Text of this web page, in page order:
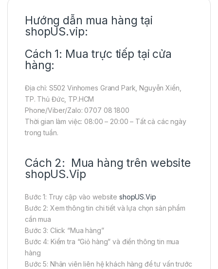
Hướng dẫn mua hàng tại
shopUS.vip:
Cách 1: Mua trực tiếp tại cửa
hàng:
Địa chỉ: S502 Vinhomes Grand Park, Nguyễn Xiển,
TP. Thủ Đức, TP.HCM
Phone/Viber/Zalo: 0707 08 1800
Thời gian làm việc: 08:00 – 20:00 – Tất cả các ngày
trong tuần.
Cách 2: Mua hàng trên website
shopUS.Vip
Bước 1: Truy cập vào website shopUS.Vip
Bước 2: Xem thông tin chi tiết và lựa chọn sản phẩm
cần mua
Bước 3: Click “Mua hàng”
Bước 4: Kiểm tra “Giỏ hàng” và điền thông tin mua
hàng
Bước 5: Nhân viên liên hệ khách hàng để tư vấn trước